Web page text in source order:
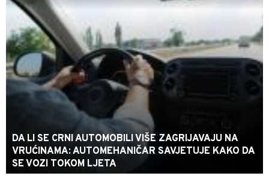
DA LI SE CRNI AUTOMOBILI VIŠE ZAGRIJAVAJU NA
VRUĆINAMA: AUTOMEHANIČAR SAVJETUJE KAKO DA
SE VOZI TOKOM LJETA